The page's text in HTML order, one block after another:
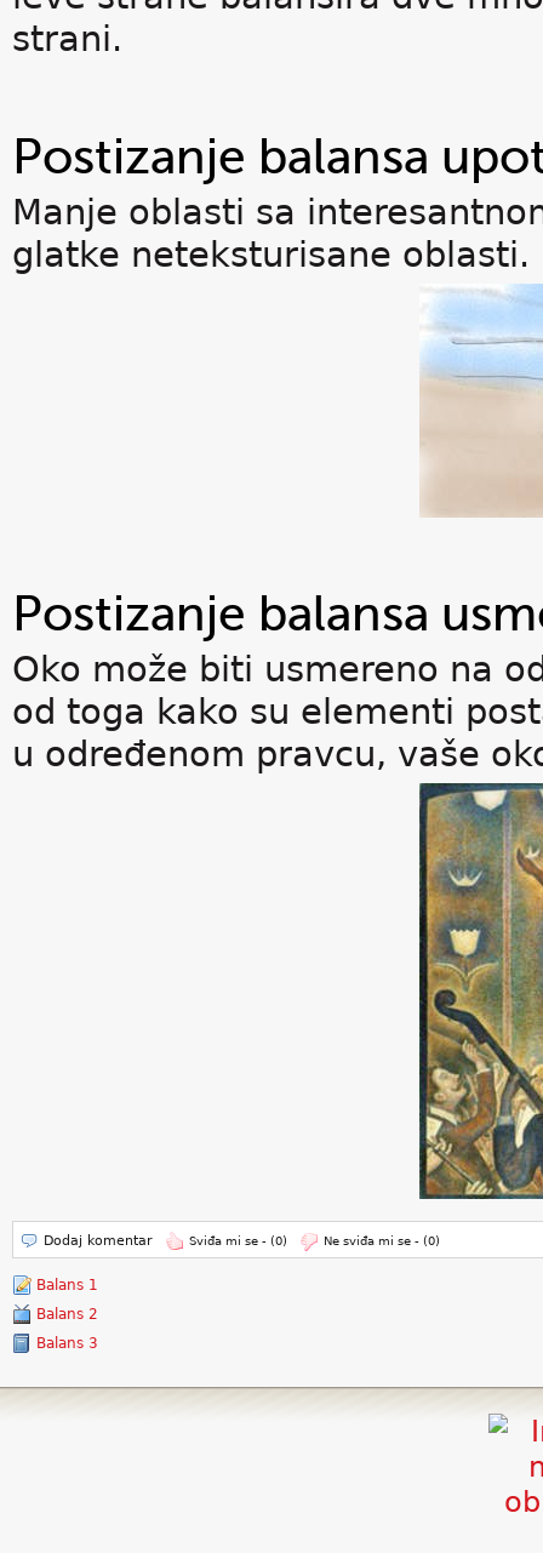
strani.
Postizanje balansa
Manje oblasti sa
glatke neteksturisane oblasti.
Postizanje balansa
Oko može biti usmereno na
od toga kako su elementi
u određenom pravcu, vaše
Dodaj komentar Sviđa mi se - (0) Ne sviđa mi se - (0)
Balans 1
Balans 2
Balans 3